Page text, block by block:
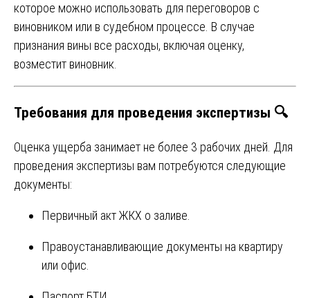
которое можно использовать для переговоров с
виновником или в судебном процессе. В случае
признания вины все расходы, включая оценку,
возместит виновник.
Требования для проведения экспертизы 🔍
Оценка ущерба занимает не более 3 рабочих дней. Для
проведения экспертизы вам потребуются следующие
документы:
Первичный акт ЖКХ о заливе.
Правоустанавливающие документы на квартиру
или офис.